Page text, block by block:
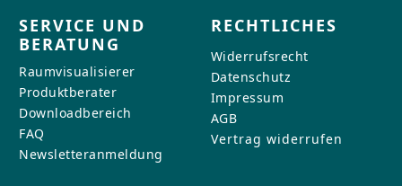
SERVICE UND
BERATUNG
Raumvisualisierer
Produktberater
Downloadbereich
FAQ
Newsletteranmeldung
RECHTLICHES
Widerrufsrecht
Datenschutz
Impressum
AGB
Vertrag widerrufen